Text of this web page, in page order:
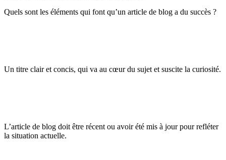
Quels sont les éléments qui font qu’un article de blog a du succès ?
Un titre clair et concis, qui va au cœur du sujet et suscite la curiosité.
L’article de blog doit être récent ou avoir été mis à jour pour refléter
la situation actuelle.